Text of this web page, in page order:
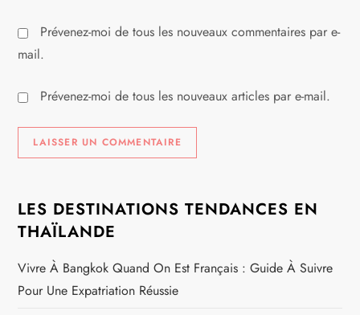
Prévenez-moi de tous les nouveaux commentaires par e-
mail.
Prévenez-moi de tous les nouveaux articles par e-mail.
LES DESTINATIONS TENDANCES EN
THAÏLANDE
Vivre À Bangkok Quand On Est Français : Guide À Suivre
Pour Une Expatriation Réussie